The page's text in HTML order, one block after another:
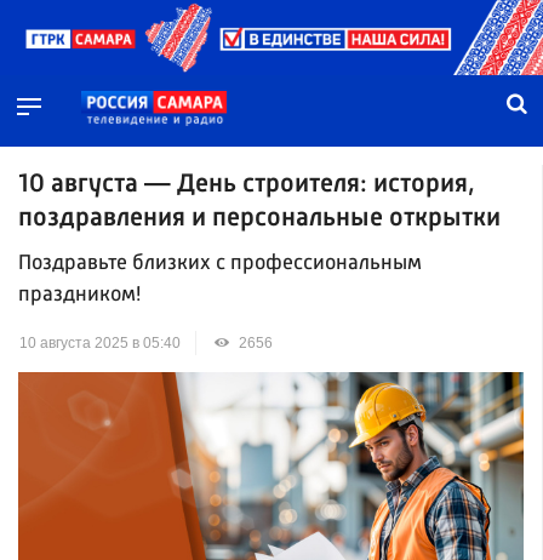
10 августа — День строителя: история,
поздравления и персональные открытки
Поздравьте близких с профессиональным
праздником!
10 августа 2025 в 05:40 2656